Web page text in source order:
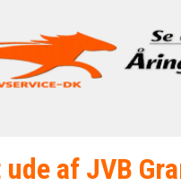
af JVB